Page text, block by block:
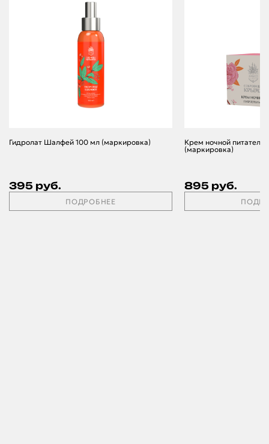
Гидролат Шалфей 100 мл (маркировка)
395 руб.
ПОДРОБНЕЕ
Крем ночной
(маркировка)
895 руб.